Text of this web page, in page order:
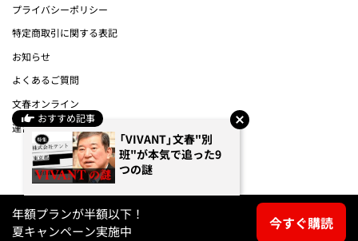
おすすめ記事
「VIVANT」文春"別
班"が本気で追った9
つの謎
プライバシーポリシー
特定商取引に関する表記
お知らせ
よくあるご質問
文春オンライン
運営会社
(c) Bungeishunju Ltd.
年額プランが半額以下！
夏キャンペーン実施中
今すぐ購読